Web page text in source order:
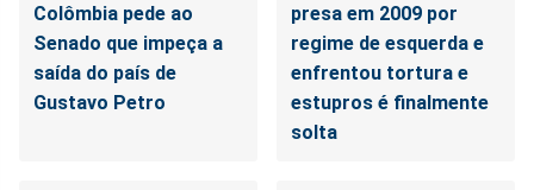
Colômbia pede ao
Senado que impeça a
saída do país de
Gustavo Petro
presa em 2009 por
regime de esquerda e
enfrentou tortura e
estupros é finalmente
solta